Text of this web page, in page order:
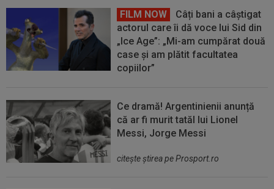
FILM NOW
Câți bani a câștigat
actorul care îi dă voce lui Sid din
„Ice Age”: „Mi-am cumpărat două
case și am plătit facultatea
copiilor”
Ce dramă! Argentinienii anunță
că ar fi murit tatăl lui Lionel
Messi, Jorge Messi
citeşte ştirea pe Prosport.ro